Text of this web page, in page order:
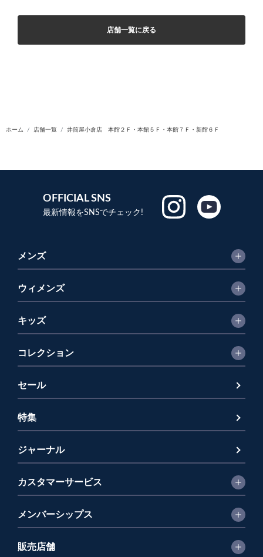
店舗一覧に戻る
ホーム 店舗一覧 井筒屋小倉店 本館２Ｆ・本館５Ｆ・本館７Ｆ・新館６Ｆ
OFFICIAL SNS
最新情報をSNSでチェック!
メンズ
ウィメンズ
キッズ
コレクション
セール
特集
ジャーナル
カスタマーサービス
メンバーシップス
販売店舗